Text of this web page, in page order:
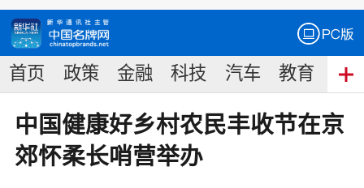
首页 政策 金融 科技 汽车 教育 食
中国健康好乡村农民丰收节在京
郊怀柔长哨营举办